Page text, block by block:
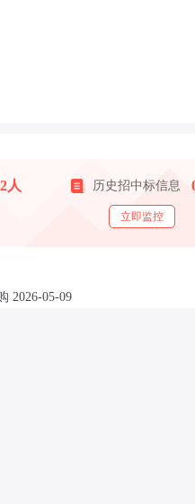
人 历史招中标信息
立即监控
2026-05-09